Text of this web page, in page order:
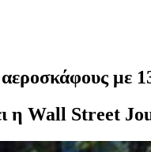
με
η Wall Street